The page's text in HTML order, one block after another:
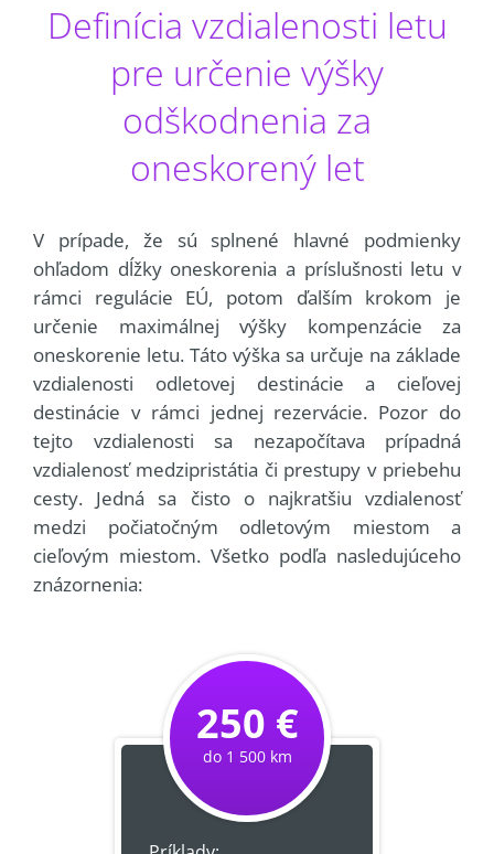
Definícia vzdialenosti letu
pre určenie výšky
odškodnenia za
oneskorený let
V prípade, že sú splnené hlavné podmienky
ohľadom dĺžky oneskorenia a príslušnosti letu v
rámci regulácie EÚ, potom ďalším krokom je
určenie maximálnej výšky kompenzácie za
oneskorenie letu. Táto výška sa určuje na základe
vzdialenosti odletovej destinácie a cieľovej
destinácie v rámci jednej rezervácie. Pozor do
tejto vzdialenosti sa nezapočítava prípadná
vzdialenosť medzipristátia či prestupy v priebehu
cesty. Jedná sa čisto o najkratšiu vzdialenosť
medzi počiatočným odletovým miestom a
cieľovým miestom. Všetko podľa nasledujúceho
znázornenia:
250 €
do 1 500 km